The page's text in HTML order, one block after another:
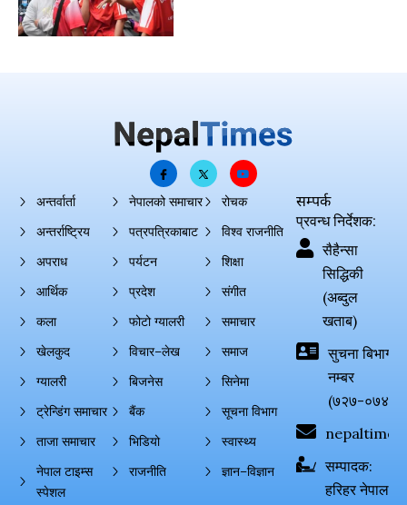
अन्तर्वार्ता
अन्तर्राष्ट्रिय
अपराध
आर्थिक
कला
खेलकुद
ग्यालरी
ट्रेन्डिंग समाचार
ताजा समाचार
नेपाल टाइम्स
स्पेशल
नेपालको समाचार
पत्रपत्रिकाबाट
पर्यटन
प्रदेश
फोटो ग्यालरी
विचार–लेख
बिजनेस
बैंक
भिडियो
राजनीति
रोचक
विश्व राजनीति
शिक्षा
संगीत
समाचार
समाज
सिनेमा
सूचना विभाग
स्वास्थ्य
ज्ञान–विज्ञान
सम्पर्क
प्रवन्ध निर्देशक:
सैहैन्सा
सिद्धिकी
(अब्दुल
खताब)
सुचना बिभाग
नम्बर
(७२७-०७४-
सम्पादक:
हरिहर नेपाल